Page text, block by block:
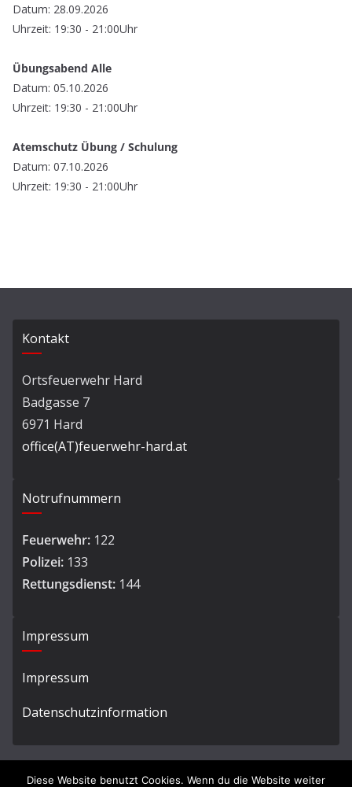
Datum: 28.09.2026
Uhrzeit: 19:30 - 21:00Uhr
Übungsabend Alle
Datum: 05.10.2026
Uhrzeit: 19:30 - 21:00Uhr
Atemschutz Übung / Schulung
Datum: 07.10.2026
Uhrzeit: 19:30 - 21:00Uhr
Kontakt
Ortsfeuerwehr Hard
Badgasse 7
6971 Hard
office(AT)feuerwehr-hard.at
Notrufnummern
Feuerwehr: 122
Polizei: 133
Rettungsdienst: 144
Impressum
Impressum
Datenschutzinformation
Diese Website benutzt Cookies. Wenn du die Website weiter